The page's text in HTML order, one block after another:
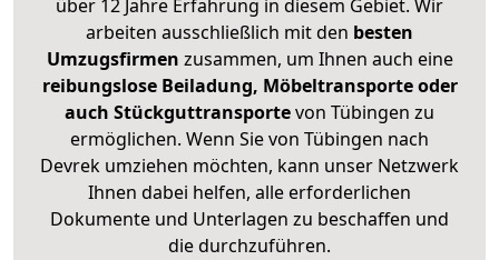
über 12 Jahre Erfahrung in diesem Gebiet. Wir
arbeiten ausschließlich mit den besten
Umzugsfirmen zusammen, um Ihnen auch eine
reibungslose Beiladung, Möbeltransporte oder
auch Stückguttransportevon Tübingen zu
ermöglichen. Wenn Sie von Tübingen nach
Devrek umziehen möchten, kann unser Netzwerk
Ihnen dabei helfen, alle erforderlichen
Dokumente und Unterlagen zu beschaffen und
die durchzuführen.